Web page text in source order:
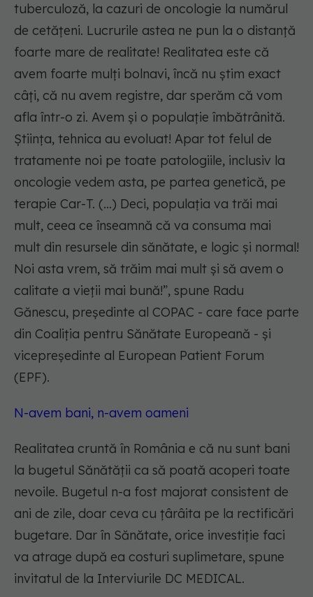
tuberculoză, la cazuri de oncologie la numărul
de cetățeni. Lucrurile astea ne pun la o distanță
foarte mare de realitate! Realitatea este că
avem foarte mulți bolnavi, încă nu știm exact
câți, că nu avem registre, dar sperăm că vom
afla într-o zi. Avem și o populație îmbătrânită.
Știința, tehnica au evoluat! Apar tot felul de
tratamente noi pe toate patologiile, inclusiv la
oncologie vedem asta, pe partea genetică, pe
terapie Car-T. (...) Deci, populația va trăi mai
mult, ceea ce înseamnă că va consuma mai
mult din resursele din sănătate, e logic și normal!
Noi asta vrem, să trăim mai mult și să avem o
calitate a vieții mai bună!”, spune Radu
Gănescu, președinte al COPAC - care face parte
din Coaliția pentru Sănătate Europeană - și
vicepreședinte al European Patient Forum
(EPF).
N-avem bani, n-avem oameni
Realitatea cruntă în România e că nu sunt bani
la bugetul Sănătății ca să poată acoperi toate
nevoile. Bugetul n-a fost majorat consistent de
ani de zile, doar ceva cu țârâita pe la rectificări
bugetare. Dar în Sănătate, orice investiție faci
va atrage după ea costuri suplimetare, spune
invitatul de la Interviurile DC MEDICAL.